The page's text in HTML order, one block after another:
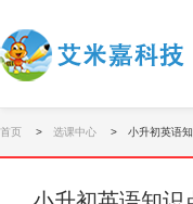
首页 选课中心 小升初英语